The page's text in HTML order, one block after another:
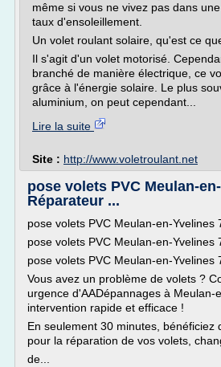
même si vous ne vivez pas dans
taux d'ensoleillement.
Un volet roulant solaire, qu'est ce
Il s'agit d'un volet motorisé.
branché de manière électrique, ce
grâce à l'énergie solaire. Le plus
aluminium, on peut cependant...
Lire la suite
Site : http://www.voletroulant.net
pose volets PVC Meulan-en-
Réparateur ...
pose volets PVC Meulan-en-Yvelines
pose volets PVC Meulan-en-Yvelines
pose volets PVC Meulan-en-Yvelines
Vous avez un problème de volets ?
urgence d'AADépannages à Meulan-
intervention rapide et efficace !
En seulement 30 minutes, bénéficiez
pour la réparation de vos volets,
de...